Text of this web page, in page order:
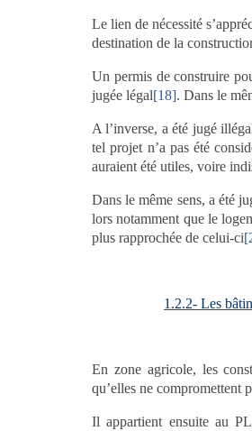
Le lien de nécessité
destination de la
Un permis de construire
jugée légal[18]. Dans le
A l’inverse, a été jugé
tel projet n’a pas été
auraient été utiles, voire
Dans le même sens, a été
lors notamment que le
plus rapprochée de celui-ci
1.2.2- Les
En zone agricole, les
qu’elles ne compromettent
Il appartient ensuite au